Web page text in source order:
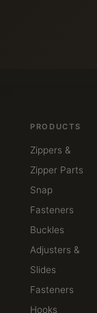
PRODUCTS
Zippers &
Zipper Parts
Snap
Fasteners
Buckles
Adjusters &
Slides
Fasteners
Hooks